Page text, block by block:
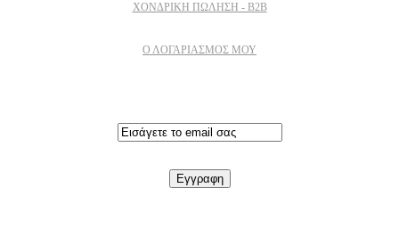
ΧΟΝΔΡΙΚΉ ΠΏΛΗΣΗ - B2B
Ο ΛΟΓΑΡΙΑΣΜΟΣ ΜΟΥ